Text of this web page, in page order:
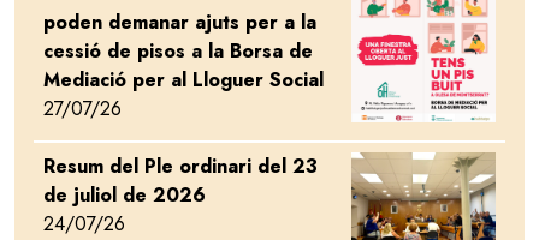
poden demanar ajuts per a la
cessió de pisos a la Borsa de
Mediació per al Lloguer Social
27/07/26
Resum del Ple ordinari del 23
de juliol de 2026
24/07/26
Image